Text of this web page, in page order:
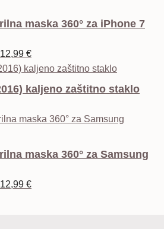
maska 360° za iPhone 7
Izvorna
cijena
12,99 €Trenutna
cijena
je:
12,99 €.
kaljeno zaštitno staklo
maska 360° za Samsung
Izvorna
12,99 €Trenutna